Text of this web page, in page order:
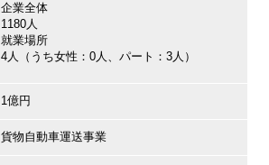
企業全体
1180人
就業場所
4人（うち女性：0人、パート：3人）
1億円
貨物自動車運送事業